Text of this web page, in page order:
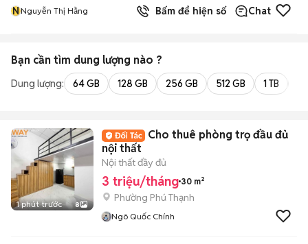
NNguyễn Thị Hằng Bấm để hiện số Chat
Bạn cần tìm dung lượng nào ?
Dung lượng: 64 GB 128 GB 256 GB 512 GB 1 TB
1 phút trước 8
Cho thuê phòng trọ đầu đủ
nội thất
Nội thất đầy đủ
3 triệu/tháng 30 m²
Phường Phú Thạnh
Ngô Quốc Chính